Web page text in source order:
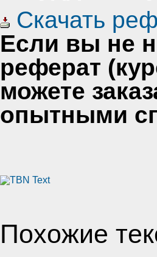
Скачать
Если вы не
реферат
можете
опытными
Похожие